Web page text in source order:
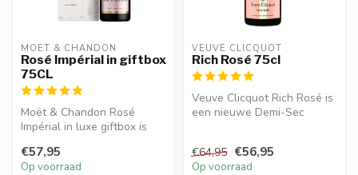
MOËT & CHANDON
Rosé Impérial in giftbox
75CL
Moët & Chandon Rosé
Impérial in luxe giftbox is
Levendig en ...
€57,95
Op voorraad
VEUVE CLICQUOT
Rich Rosé 75cl
Veuve Clicquot Rich Rosé is
een nieuwe Demi-Sec
€64,95 €56,95
Op voorraad